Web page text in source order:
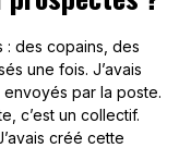
: des copains, des
une fois. J’avais
par la poste.
c’est un collectif.
créé cette